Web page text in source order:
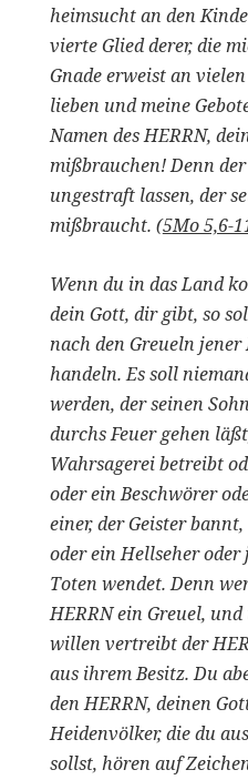
heimsucht an den
vierte Glied derer, die
Gnade erweist an
lieben und meine
Namen des HERRN,
mißbrauchen! Denn
ungestraft lassen, der
mißbraucht. (5Mo 5,6-
Wenn du in das Land
dein Gott, dir gibt, so
nach den Greueln
handeln. Es soll
werden, der seinen
durchs Feuer gehen
Wahrsagerei betreibt
oder ein Beschwörer
einer, der Geister
oder ein Hellseher oder
Toten wendet. Denn
HERRN ein Greuel,
willen vertreibt der
aus ihrem Besitz. Du
den HERRN, deinen
Heidenvölker, die du
sollst, hören auf